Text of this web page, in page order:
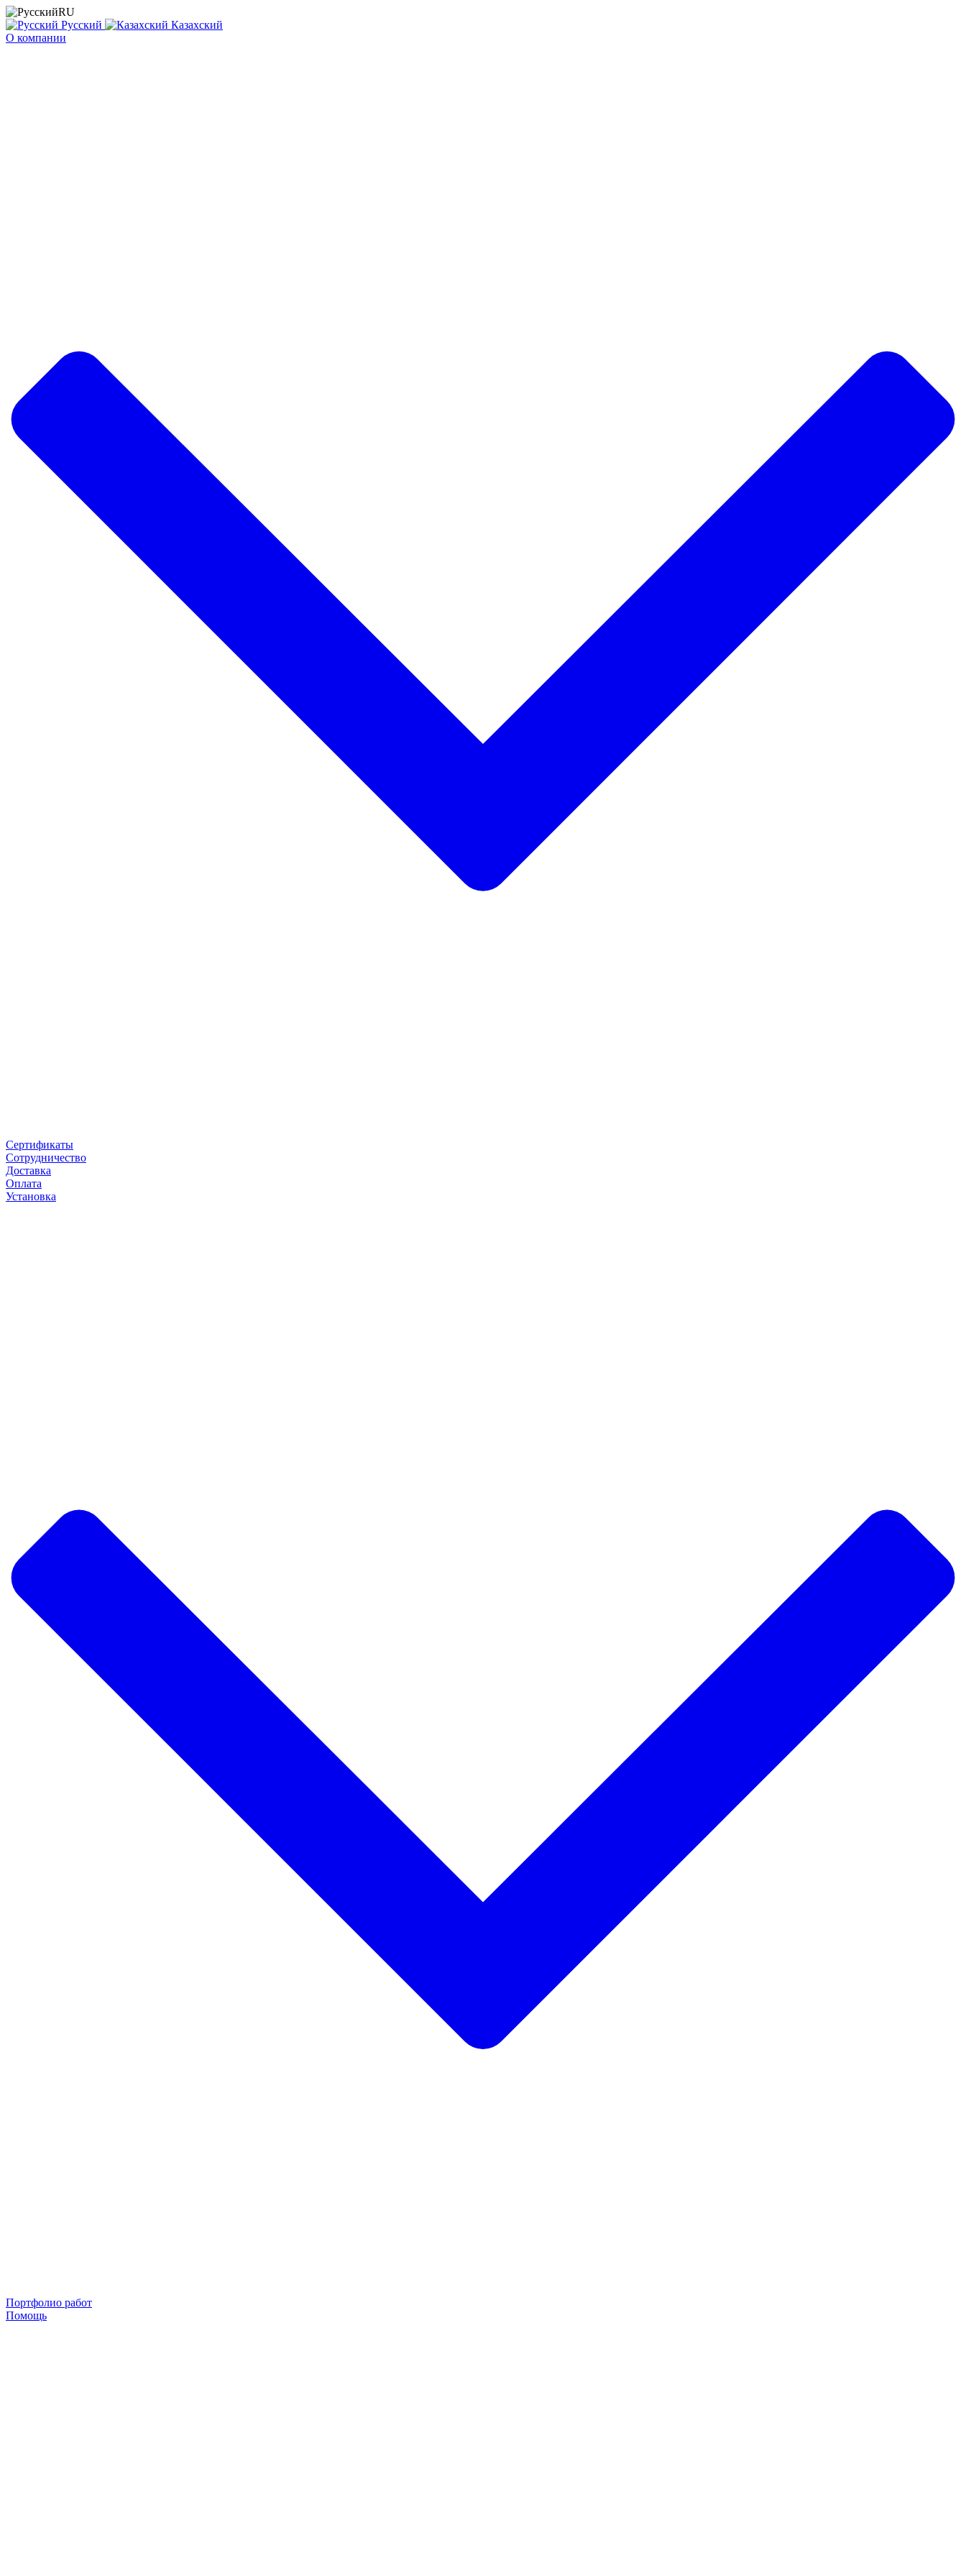
RU
Русский
Казахский
О компании
Сертификаты
Сотрудничество
Доставка
Оплата
Установка
Портфолио работ
Помощь